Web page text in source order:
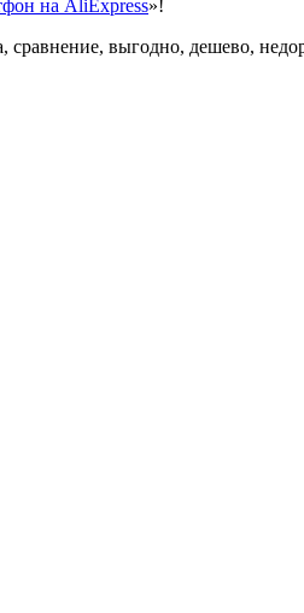
на AliExpress»!
сравнение, выгодно, дешево,